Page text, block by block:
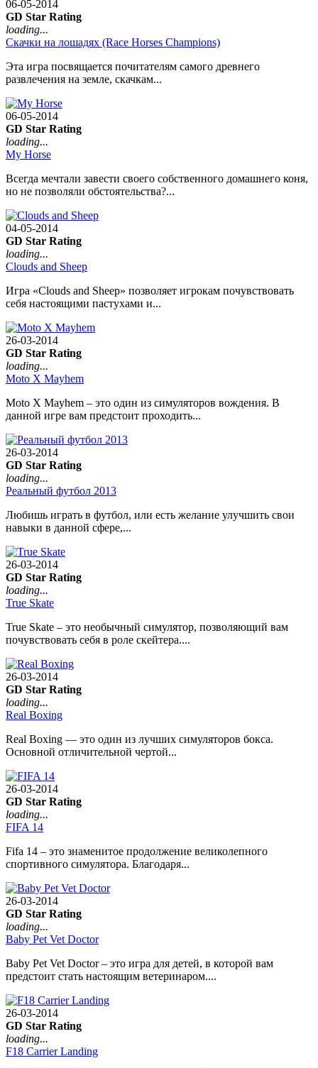
06-05-2014
GD Star Rating
loading...
Скачки на лошадях (Race Horses Champions)
Эта игра посвящается почитателям самого древнего
развлечения на земле, скачкам...
06-05-2014
GD Star Rating
loading...
My Horse
Всегда мечтали завести своего собственного домашнего коня,
но не позволяли обстоятельства?...
04-05-2014
GD Star Rating
loading...
Clouds and Sheep
Игра «Clouds and Sheep» позволяет игрокам почувствовать
себя настоящими пастухами и...
26-03-2014
GD Star Rating
loading...
Moto X Mayhem
Moto X Mayhem – это один из симуляторов вождения. В
данной игре вам предстоит проходить...
26-03-2014
GD Star Rating
loading...
Реальный футбол 2013
Любишь играть в футбол, или есть желание улучшить свои
навыки в данной сфере,...
26-03-2014
GD Star Rating
loading...
True Skate
True Skate – это необычный симулятор, позволяющий вам
почувствовать себя в роле скейтера....
26-03-2014
GD Star Rating
loading...
Real Boxing
Real Boxing — это один из лучших симуляторов бокса.
Основной отличительной чертой...
26-03-2014
GD Star Rating
loading...
FIFA 14
Fifa 14 – это знаменитое продолжение великолепного
спортивного симулятора. Благодаря...
26-03-2014
GD Star Rating
loading...
Baby Pet Vet Doctor
Baby Pet Vet Doctor – это игра для детей, в которой вам
предстоит стать настоящим ветеринаром....
26-03-2014
GD Star Rating
loading...
F18 Carrier Landing